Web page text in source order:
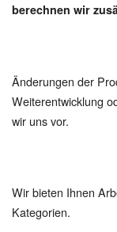
berechnen wir
Änderungen der
Weiterentwicklung
wir uns vor.
Wir bieten Ihnen
Kategorien.